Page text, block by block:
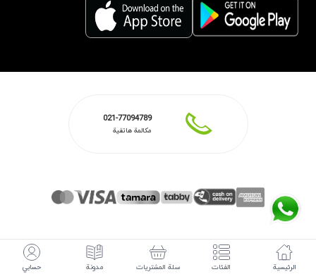
الرئيسية الفئات سلة المشتريات مدونة حسابي
021-77094789
مكالمة هاتفية